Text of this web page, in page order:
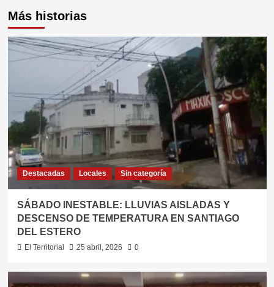
Más historias
Destacadas Locales Sin categoría
SÁBADO INESTABLE: LLUVIAS AISLADAS Y
DESCENSO DE TEMPERATURA EN SANTIAGO
DEL ESTERO
El Territorial 25 abril, 2026 0